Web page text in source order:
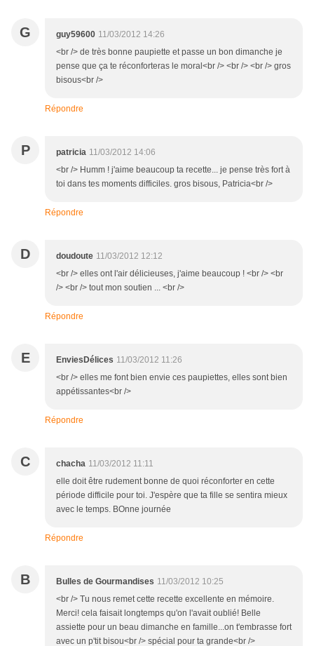
G guy59600 11/03/2012 14:26
<br /> de très bonne paupiette et passe un bon dimanche je
pense que ça te réconforteras le moral<br /> <br /> <br /> gros
bisous<br />
Répondre
P patricia 11/03/2012 14:06
<br /> Humm ! j'aime beaucoup ta recette... je pense très fort à
toi dans tes moments difficiles. gros bisous, Patricia<br />
Répondre
D doudoute 11/03/2012 12:12
<br /> elles ont l'air délicieuses, j'aime beaucoup ! <br /> <br
/> <br /> tout mon soutien ... <br />
Répondre
E EnviesDélices 11/03/2012 11:26
<br /> elles me font bien envie ces paupiettes, elles sont bien
appétissantes<br />
Répondre
C chacha 11/03/2012 11:11
elle doit être rudement bonne de quoi réconforter en cette
période difficile pour toi. J'espère que ta fille se sentira mieux
avec le temps. BOnne journée
Répondre
B Bulles de Gourmandises 11/03/2012 10:25
<br /> Tu nous remet cette recette excellente en mémoire.
Merci! cela faisait longtemps qu'on l'avait oublié! Belle
assiette pour un beau dimanche en famille...on t'embrasse fort
avec un p'tit bisou<br /> spécial pour ta grande<br />